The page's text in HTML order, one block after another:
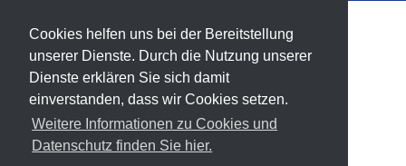
Cookies helfen uns bei der Bereitstellung
unserer Dienste. Durch die Nutzung unserer
Dienste erklären Sie sich damit
einverstanden, dass wir Cookies setzen.
Weitere Informationen zu Cookies und
Datenschutz finden Sie hier.